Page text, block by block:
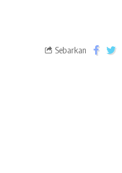
Sebarkan